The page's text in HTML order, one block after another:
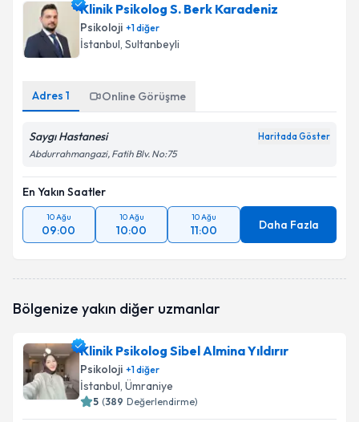
Klinik Psikolog S. Berk Karadeniz
Psikoloji +1diğer
İstanbul, Sultanbeyli
Adres 1 Online Görüşme
Saygı Hastanesi Haritada Göster
Abdurrahmangazi, Fatih Blv. No:75
En Yakın Saatler
10 Ağu
09:00
10 Ağu
10:00
10 Ağu
11:00 Daha Fazla
Bölgenize yakın diğer uzmanlar
Klinik Psikolog Sibel Almina Yıldırır
Psikoloji +1diğer
İstanbul, Ümraniye
5 (389 Değerlendirme)